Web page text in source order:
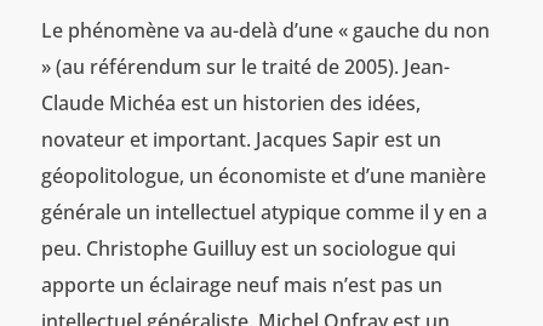
Le phénomène va au-delà d’une « gauche du non
» (au référendum sur le traité de 2005). Jean-
Claude Michéa est un historien des idées,
novateur et important. Jacques Sapir est un
géopolitologue, un économiste et d’une manière
générale un intellectuel atypique comme il y en a
peu. Christophe Guilluy est un sociologue qui
apporte un éclairage neuf mais n’est pas un
intellectuel généraliste. Michel Onfray est un